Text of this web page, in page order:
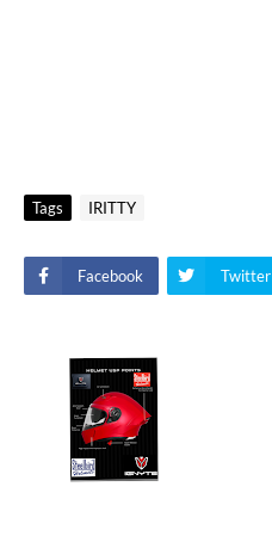
Tags IRITTY
Facebook Twitter